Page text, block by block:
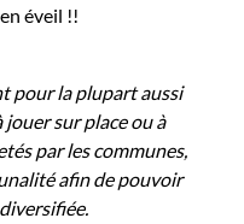
éveil !!
pour la plupart aussi
sur place ou à
par les communes,
afin de pouvoir